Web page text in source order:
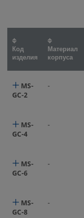
Код
изделия
Материал
корпуса
MS-
GC-2
-
MS-
GC-4
-
MS-
GC-6
-
MS-
GC-8
-